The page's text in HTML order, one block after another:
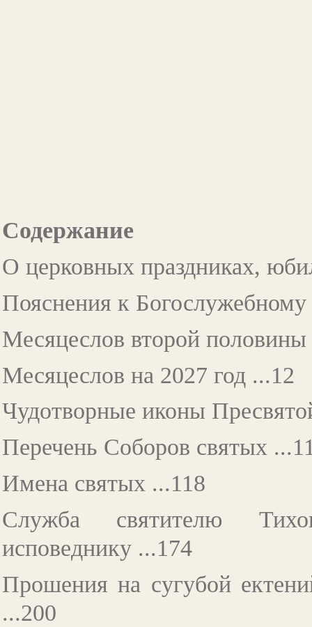
Содержание
О церковных праздниках,
Пояснения к
Месяцеслов второй половины
Месяцеслов на 2027 год ...12
Чудотворные иконы
Перечень Соборов святых
Имена святых ...118
Служба святителю
исповеднику ...174
Прошения на сугубой
...200